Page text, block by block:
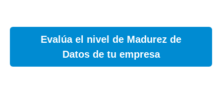
Evalúa el nivel de Madurez de
Datos de tu empresa